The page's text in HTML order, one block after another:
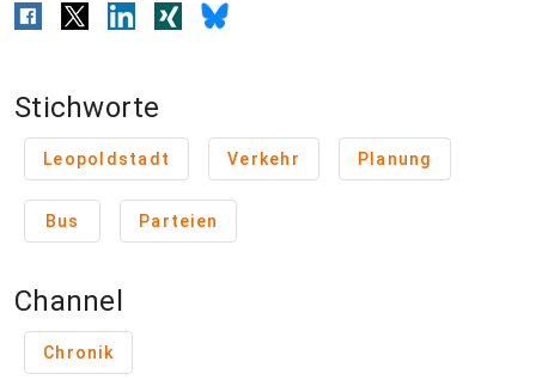
Stichworte
Leopoldstadt Verkehr Planung
Bus Parteien
Channel
Chronik